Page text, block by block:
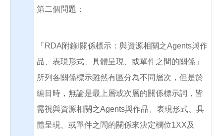
第二個問題：
「RDA附錄I關係標示：與資源相關之Agents與作
品、表現形式、具體呈現、或單件之間的關係」
所列各關係標示雖然有區分為不同層次，但是於
編目時，無論是最上層或次層的關係標示詞，皆
需視與資源相關之Agents與作品、表現形式、具
體呈現、或單件之間的關係來決定欄位1XX及